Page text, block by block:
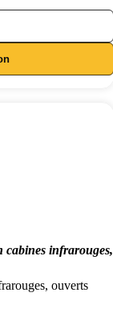
cabines infrarouges,
ouverts